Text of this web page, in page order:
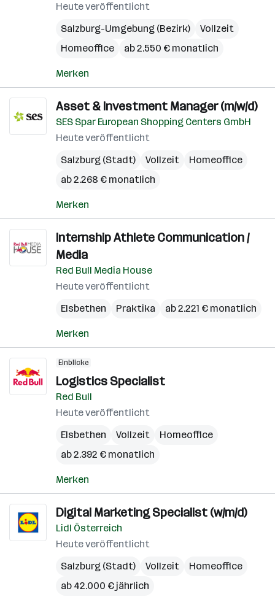
Heute veröffentlicht
Salzburg-Umgebung (Bezirk)
Vollzeit
Homeoffice
ab 2.550 € monatlich
Merken
Asset & Investment Manager (m/w/d)
SES Spar European Shopping Centers GmbH
Heute veröffentlicht
Salzburg (Stadt)
Vollzeit
Homeoffice
ab 2.268 € monatlich
Merken
Internship Athlete Communication /
Media
Red Bull Media House
Heute veröffentlicht
Elsbethen
Praktika ab 2.221 € monatlich
Merken
Einblicke
Logistics Specialist
Red Bull
Heute veröffentlicht
Elsbethen
Vollzeit
Homeoffice
ab 2.392 € monatlich
Merken
Digital Marketing Specialist (w/m/d)
Lidl Österreich
Heute veröffentlicht
Salzburg (Stadt)
Vollzeit
Homeoffice
ab 42.000 € jährlich